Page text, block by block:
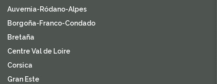
Auvernia-Ródano-Alpes
Borgoña-Franco-Condado
Bretaña
Centre Val de Loire
Corsica
Gran Este